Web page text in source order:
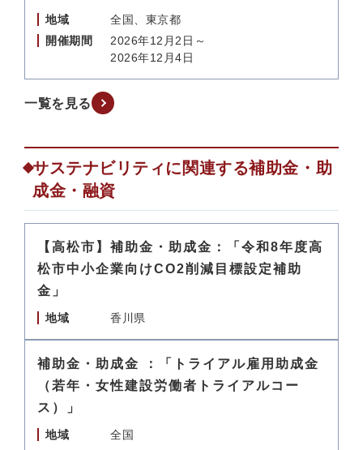
地域
全国、東京都
開催期間
2026年12月2日～
2026年12月4日
一覧を見る
サステナビリティに関連する補助金・助
成金・融資
【高松市】補助金・助成金：「令和8年度高
松市中小企業向けCO2削減目標設定補助
金」
地域 香川県
補助金・助成金 ：「トライアル雇用助成金
（若年・女性建設労働者トライアルコー
ス）」
地域 全国